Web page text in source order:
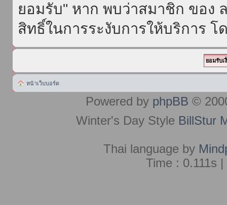
ยอมรับ" หาก พบว่าสมาชิก ของ
สิทธิ์ในการระงับการให้บริการ
หน้าเว็บบอร์ด
Powered by phpBB ©
Winter's Day Style BillStur
Thai language by
Time : 0.111s